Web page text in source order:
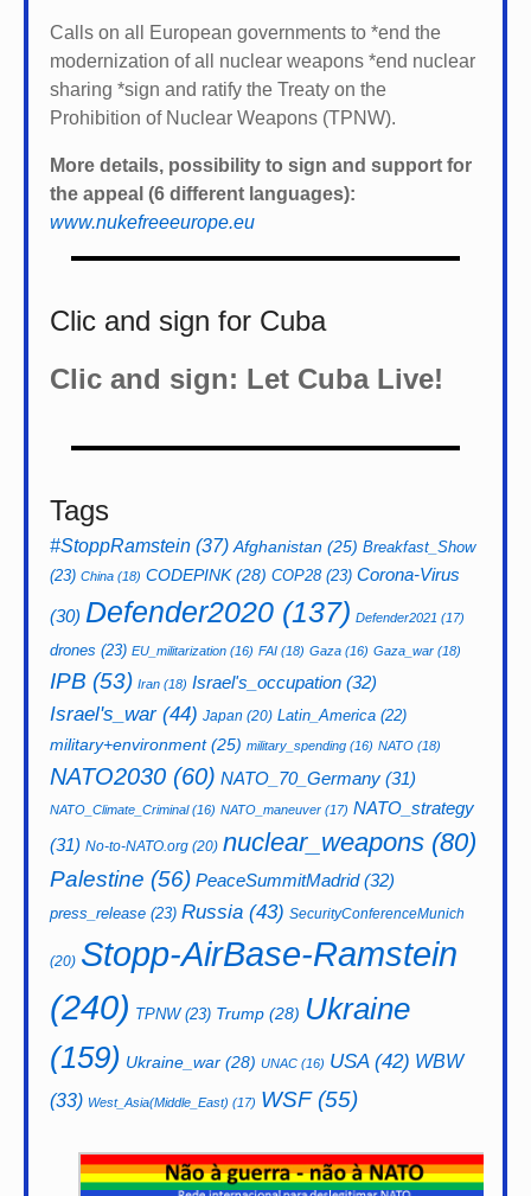
Calls on all European governments to *end the
modernization of all nuclear weapons *end nuclear
sharing *sign and ratify the Treaty on the
Prohibition of Nuclear Weapons (TPNW).
More details, possibility to sign and support for
the appeal (6 different languages):
www.nukefreeeurope.eu
Clic and sign for Cuba
Clic and sign: Let Cuba Live!
Tags
#StoppRamstein (37) Afghanistan (25) Breakfast_Show
(23) China (18) CODEPINK(28) COP28(23) Corona-Virus
(30) Defender2020 (137) Defender2021 (17)
drones (23) EU_militarization (16) FAI (18) Gaza (16) Gaza_war (18)
IPB (53) Iran (18) Israel's_occupation (32)
Israel's_war(44) Japan (20) Latin_America (22)
military+environment(25) military_spending (16) NATO (18)
NATO2030 (60) NATO_70_Germany (31)
NATO_Climate_Criminal(16) NATO_maneuver (17) NATO_strategy
(31) No-to-NATO.org (20) nuclear_weapons (80)
Palestine (56) PeaceSummitMadrid(32)
press_release (23) Russia (43) SecurityConferenceMunich
(20) Stopp-AirBase-Ramstein
(240) TPNW(23) Trump (28) Ukraine
(159) Ukraine_war (28) UNAC (16) USA(42) WBW
(33) West_Asia(Middle_East) (17) WSF(55)